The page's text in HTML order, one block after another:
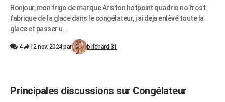
Bonjour, mon frigo de marque Ariston hotpoint quadrio no frost
fabrique de la glace dans le congélateur, j ai deja enlèvé toute la
glace et passer u...
4 12 nov. 2024 par b richard 31
Principales discussions sur Congélateur